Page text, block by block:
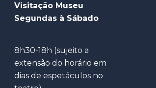
Visitação Museu
Segundas à Sábado
8h30-18h (sujeito a
extensão do horário em
dias de espetáculos no